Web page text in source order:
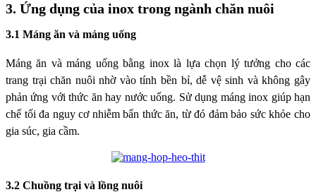
3. Ứng dụng của inox trong ngành chăn nuôi
3.1 Máng ăn và máng uống
Máng ăn và máng uống bằng inox là lựa chọn lý tưởng cho các
trang trại chăn nuôi nhờ vào tính bền bỉ, dễ vệ sinh và không gây
phản ứng với thức ăn hay nước uống. Sử dụng máng inox giúp hạn
chế tối đa nguy cơ nhiễm bẩn thức ăn, từ đó đảm bảo sức khỏe cho
gia súc, gia cầm.
3.2 Chuồng trại và lồng nuôi